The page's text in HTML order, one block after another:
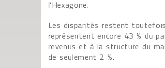
l’Hexagone.
Les disparités restent
représentent encore 43 % du
revenus et à la structure du
de seulement 2 %.